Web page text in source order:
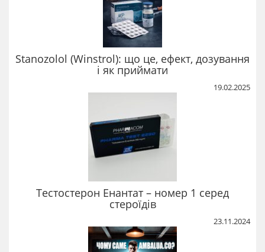
Stanozolol (Winstrol): що це, ефект, дозування
і як приймати
19.02.2025
Тестостерон Енантат – номер 1 серед
стероїдів
23.11.2024